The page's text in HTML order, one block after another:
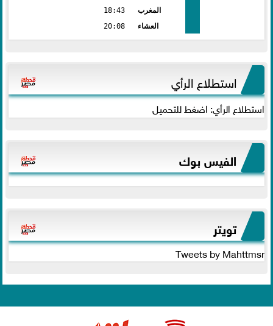
المغرب
18:43
العشاء
20:08
استطلاع الرأي
استطلاع الرأي: اضغط للتحميل
الفيس بوك
تويتر
Tweets by Mahttmsr